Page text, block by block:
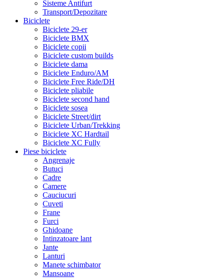
Sisteme Antifurt
Transport/Depozitare
Biciclete
Biciclete 29-er
Biciclete BMX
Biciclete copii
Biciclete custom builds
Biciclete dama
Biciclete Enduro/AM
Biciclete Free Ride/DH
Biciclete pliabile
Biciclete second hand
Biciclete sosea
Biciclete Street/dirt
Biciclete Urban/Trekking
Biciclete XC Hardtail
Biciclete XC Fully
Piese biciclete
Angrenaje
Butuci
Cadre
Camere
Cauciucuri
Cuveti
Frane
Furci
Ghidoane
Intinzatoare lant
Jante
Lanturi
Manete schimbator
Mansoane